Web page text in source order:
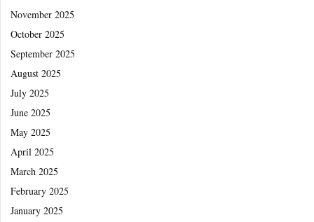
November 2025
October 2025
September 2025
August 2025
July 2025
June 2025
May 2025
April 2025
March 2025
February 2025
January 2025